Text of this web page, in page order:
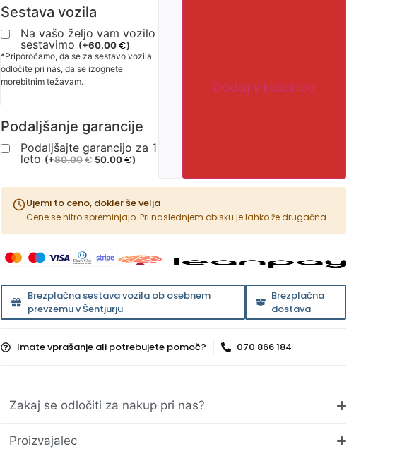
Sestava vozila
Na vašo željo vam vozilo
sestavimo (+60.00 €)
*Priporočamo, da se za sestavo vozila
odločite pri nas, da se izognete
morebitnim težavam.
Podaljšanje garancije
Podaljšajte garancijo za 1
leto (+80.00€ 50.00 €)
Dodaj v košarico
Ujemi to ceno, dokler še velja
Cene se hitro spreminjajo. Pri naslednjem obisku je lahko že drugačna.
Brezplačna sestava vozila ob osebnem
prevzemu v Šentjurju
Brezplačna
dostava
Imate vprašanje ali potrebujete pomoč? 070 866 184
Zakaj se odločiti za nakup pri nas?
Proizvajalec